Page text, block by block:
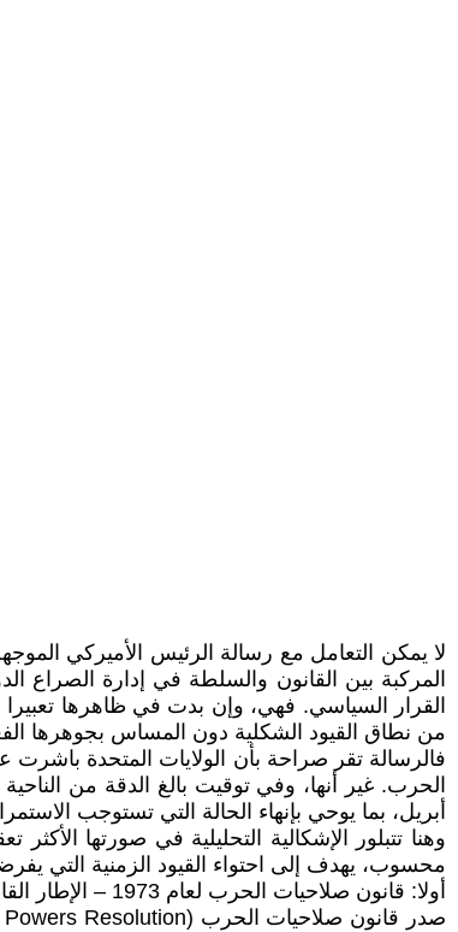
لا يمكن التعامل مع رسالة الرئيس الأميركي
المركبة بين القانون والسلطة في إدارة الصراع
القرار السياسي. فهي، وإن بدت في ظاهرها تعبيرا
من نطاق القيود الشكلية دون المساس بجوهرها
الحرب. غير أنها، وفي توقيت بالغ الدقة من
أبريل، بما يوحي بإنهاء الحالة التي تستوجب
وهنا تتبلور الإشكالية التحليلية في صورتها
محسوب، يهدف إلى احتواء القيود الزمنية التي
أولا: قانون صلاحيات الحرب لعام 1973 – الإطار القانوني وحدود التكيف معه